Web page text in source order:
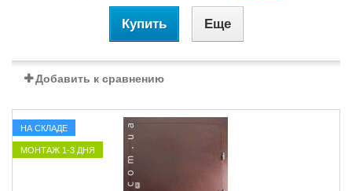
Купить Еще
Добавить к сравнению
НА СКЛАДЕ
МОНТАЖ 1-3 ДНЯ